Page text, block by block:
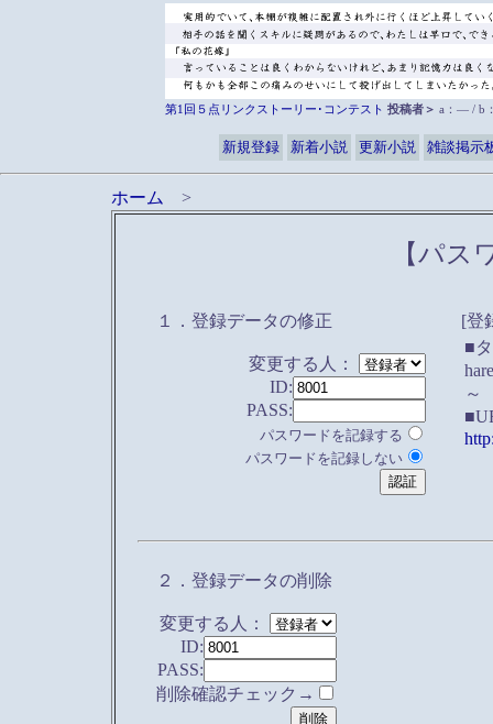
第1回５点リンクストーリー･コンテスト 投稿者＞ a：― / b
新規登録 新着小説 更新小説 雑談掲示
ホーム >
【パス
１．登録データの修正
変更する人：
ID:
PASS:
パスワードを記録する
パスワードを記録しない
[登
■
～
２．登録データの削除
変更する人：
ID:
PASS:
削除確認チェック→